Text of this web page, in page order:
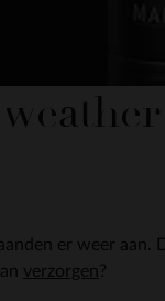
er weer
verzorgen?